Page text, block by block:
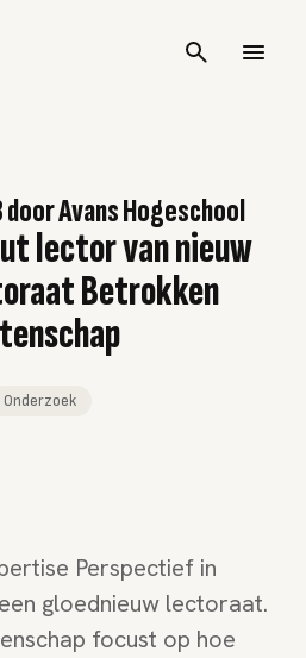
doorAvans Hogeschool
lector van nieuw
Betrokken
Onderzoek
Perspectief in
gloednieuw lectoraat.
focust op hoe